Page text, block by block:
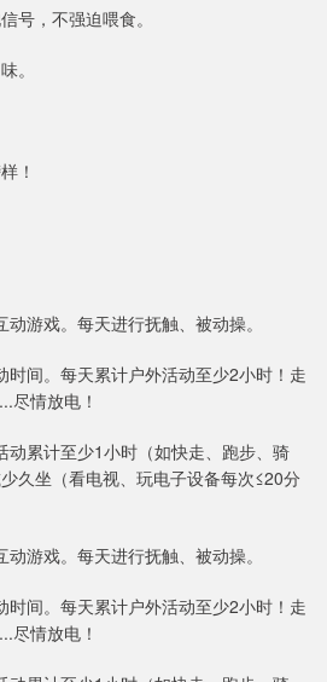
号，不强迫喂食。
。
！
游戏。每天进行抚触、被动操。
时间。每天累计户外活动至少2小时！走
尽情放电！
动累计至少1小时（如快走、跑步、骑
久坐（看电视、玩电子设备每次≤20分
游戏。每天进行抚触、被动操。
时间。每天累计户外活动至少2小时！走
尽情放电！